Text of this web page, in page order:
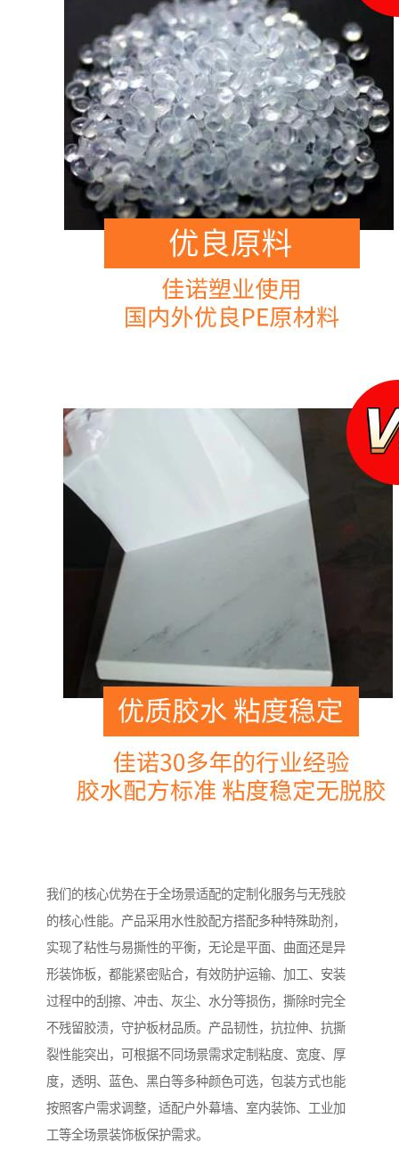
我们的核心优势在于全场景适配的定制化服务与无残胶
的核心性能。产品采用水性胶配方搭配多种特殊助剂，
实现了粘性与易撕性的平衡，无论是平面、曲面还是异
形装饰板，都能紧密贴合，有效防护运输、加工、安装
过程中的刮擦、冲击、灰尘、水分等损伤，撕除时完全
不残留胶渍，守护板材品质。产品韧性，抗拉伸、抗撕
裂性能突出，可根据不同场景需求定制粘度、宽度、厚
度，透明、蓝色、黑白等多种颜色可选，包装方式也能
按照客户需求调整，适配户外幕墙、室内装饰、工业加
工等全场景装饰板保护需求。